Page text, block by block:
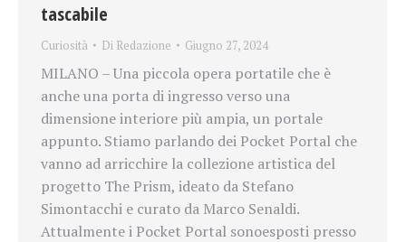
tascabile
Curiosità Di Redazione Giugno 27, 2024
MILANO – Una piccola opera portatile che è
anche una porta di ingresso verso una
dimensione interiore più ampia, un portale
appunto. Stiamo parlando dei Pocket Portal che
vanno ad arricchire la collezione artistica del
progetto The Prism, ideato da Stefano
Simontacchi e curato da Marco Senaldi.
Attualmente i Pocket Portal sonoesposti presso